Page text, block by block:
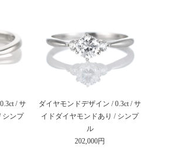
/ サ
シンプ
ダイヤモンドデザイン / 0.3ct / サ
イドダイヤモンドあり / シンプ
ル
202,000円